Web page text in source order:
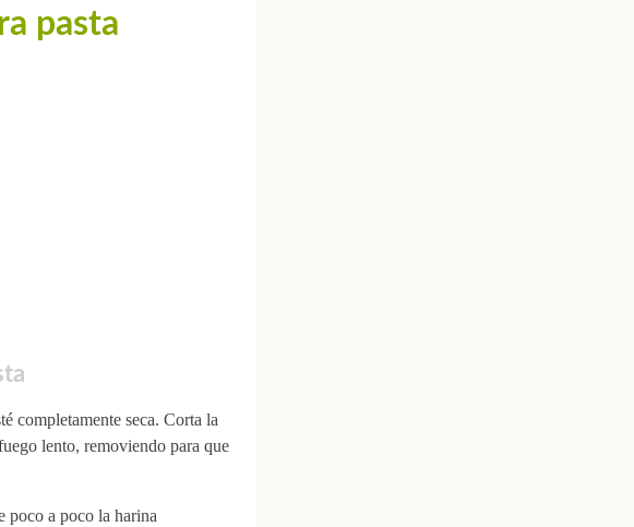
pasta
completamente seca. Corta la
lento, removiendo para que
poco a poco la harina